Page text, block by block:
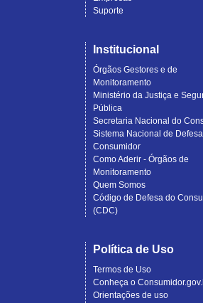
Suporte
Institucional
Órgãos Gestores e de
Monitoramento
Ministério da Justiça e
Pública
Secretaria Nacional do
Sistema Nacional de
Consumidor
Como Aderir - Órgãos de
Monitoramento
Quem Somos
Código de Defesa do
(CDC)
Política de Uso
Termos de Uso
Conheça o
Orientações de uso